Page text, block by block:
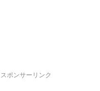
スポンサーリンク